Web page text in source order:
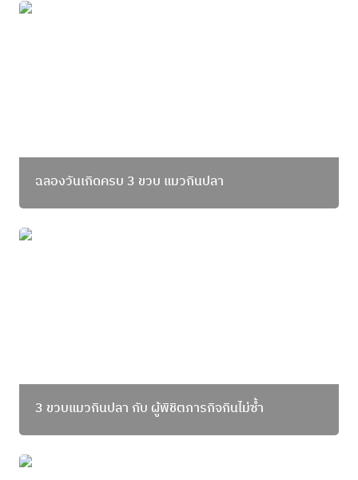
ฉลองวันเกิดครบ 3 ขวบ แมวกินปลา
ฉลองวันเกิดครบ 3 ขวบ แมวกินปลา
3 ขวบแมวกินปลา กับ ผู้พิชิตภารกิจกินไม่ซ้ำ
3 ขวบแมวกินปลา กับ ผู้พิชิตภารกิจกินไม่ซ้ำ
Pre-order ชุดเเจ่วฮ้อนอันดามัน